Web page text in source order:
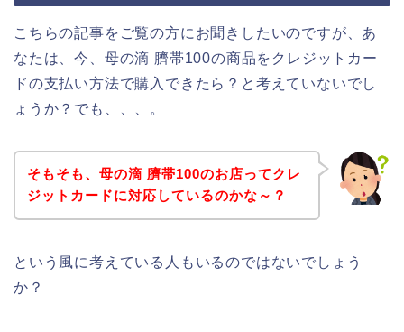
こちらの記事をご覧の方にお聞きしたいのですが、あ
なたは、今、母の滴 臍帯100の商品をクレジットカー
ドの支払い方法で購入できたら？と考えていないでし
ょうか？でも、、、。
そもそも、母の滴 臍帯100のお店ってクレ
ジットカードに対応しているのかな～？
という風に考えている人もいるのではないでしょう
か？